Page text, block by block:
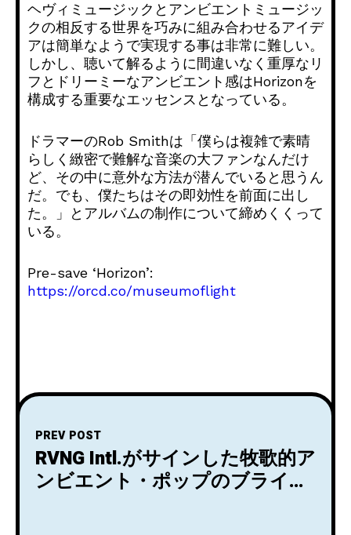
ヘヴィミュージックとアンビエントミュージッ
クの相反する世界を巧みに組み合わせるアイデ
アは簡単なようで実現する事は非常に難しい。
しかし、聴いて解るように間違いなく重厚なリ
フとドリーミーなアンビエント感はHorizonを
構成する重要なエッセンスとなっている。
ドラマーのRob Smithは「僕らは複雑で素晴
らしく緻密で難解な音楽の大ファンなんだけ
ど、その中に意外な方法が潜んでいると思うん
だ。でも、僕たちはその即効性を前面に出し
た。」とアルバムの制作について締めくくって
いる。
Pre-save ‘Horizon’:
https://orcd.co/museumoflight
PREV POST
RVNG Intl.がサインした牧歌的ア
ンビエント・ポップのブライテ